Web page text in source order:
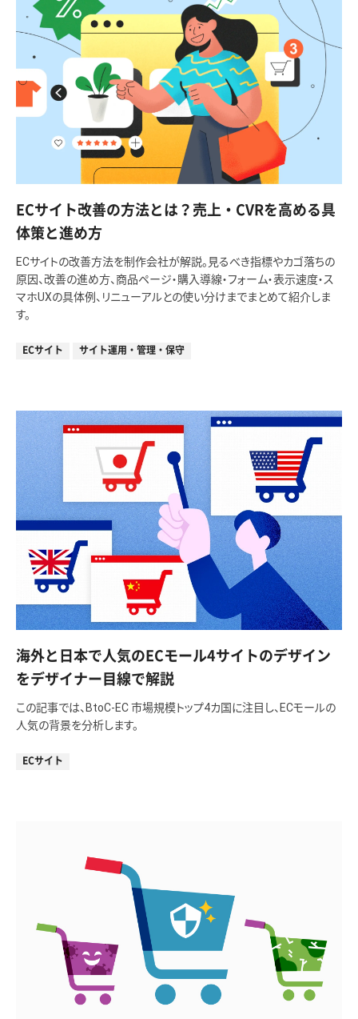
ECサイト改善の方法とは？売上・CVRを高める具
体策と進め方
ECサイトの改善方法を制作会社が解説。見るべき指標やカゴ落ちの
原因、改善の進め方、商品ページ・購入導線・フォーム・表示速度・ス
マホUXの具体例、リニューアルとの使い分けまでまとめて紹介しま
す。
ECサイト サイト運用・管理・保守
海外と日本で人気のECモール4サイトのデザイン
をデザイナー目線で解説
この記事では、BtoC-EC 市場規模トップ4カ国に注目し、ECモールの
人気の背景を分析します。
ECサイト